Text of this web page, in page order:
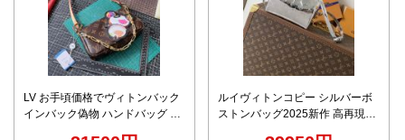
LV お手頃価格でヴィトンバック
インバック偽物 ハンドバッグ 本
ルイヴィトンコピー シルバーボ
ストンバッグ2025新作 高再現度